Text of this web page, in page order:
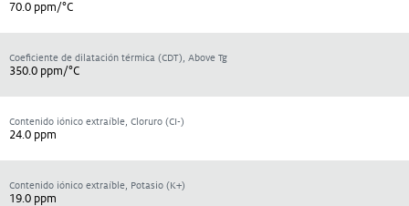
70.0 ppm/°C
Coeficiente de dilatación térmica (CDT), Above Tg
350.0 ppm/°C
Contenido iónico extraíble, Cloruro (CI-)
24.0 ppm
Contenido iónico extraíble, Potasio (K+)
19.0 ppm